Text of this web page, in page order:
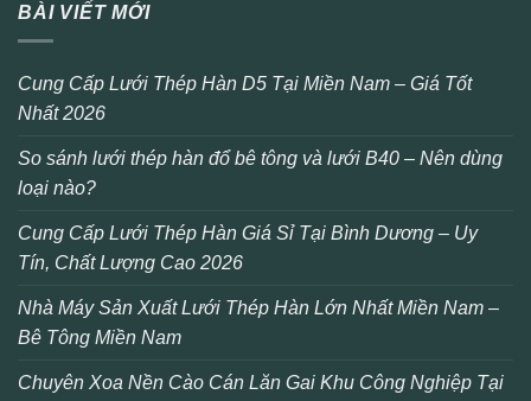
BÀI VIẾT MỚI
Cung Cấp Lưới Thép Hàn D5 Tại Miền Nam – Giá Tốt
Nhất 2026
So sánh lưới thép hàn đổ bê tông và lưới B40 – Nên dùng
loại nào?
Cung Cấp Lưới Thép Hàn Giá Sỉ Tại Bình Dương – Uy
Tín, Chất Lượng Cao 2026
Nhà Máy Sản Xuất Lưới Thép Hàn Lớn Nhất Miền Nam –
Bê Tông Miền Nam
Chuyên Xoa Nền Cào Cán Lăn Gai Khu Công Nghiệp Tại